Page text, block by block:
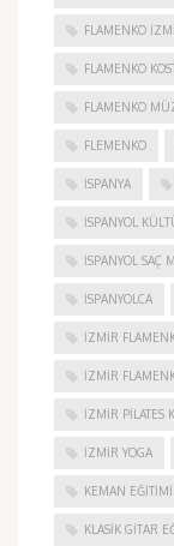
FLAMENKO
FLAMENKO
FLAMENKO
FLEMENKO
ISPANYA
İSPANYOL
İSPANYOL SAÇ
İSPANYOLCA
IZMIR
İZMIR
İZMIR PILATES
İZMIR YOGA
KEMAN
KLASIK GITAR